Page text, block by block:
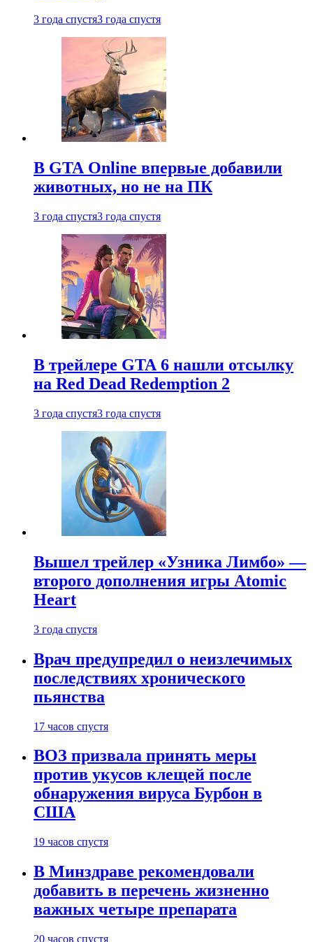
3 года спустя3 года спустя
В GTA Online впервые добавили
животных, но не на ПК
3 года спустя3 года спустя
В трейлере GTA 6 нашли отсылку
на Red Dead Redemption 2
3 года спустя3 года спустя
Вышел трейлер «Узника Лимбо» —
второго дополнения игры Atomic
Heart
3 года спустя
Врач предупредил о неизлечимых
последствиях хронического
пьянства
17 часов спустя
ВОЗ призвала принять меры
против укусов клещей после
обнаружения вируса Бурбон в
США
19 часов спустя
В Минздраве рекомендовали
добавить в перечень жизненно
важных четыре препарата
20 часов спустя